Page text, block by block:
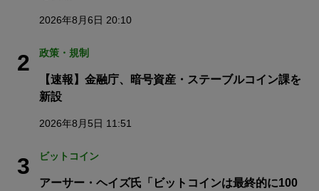
2026年8月6日 20:10
2 政策・規制
【速報】金融庁、暗号資産・ステーブルコイン課を
新設
2026年8月5日 11:51
3 ビットコイン
アーサー・ヘイズ氏「ビットコインは最終的に100